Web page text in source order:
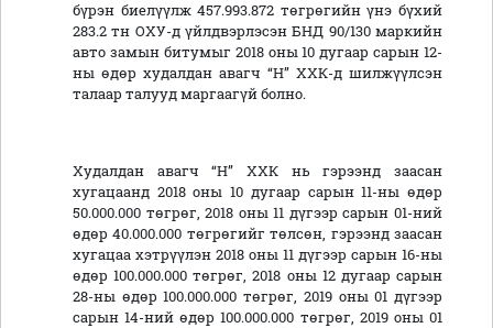
бүрэн биелүүлж 457.993.872 төгрөгийн үнэ бүхий
283.2 тн ОХУ-д үйлдвэрлэсэн БНД 90/130 маркийн
авто замын битумыг 2018 оны 10 дугаар сарын 12-
ны өдөр худалдан авагч “Н” ХХК-д шилжүүлсэн
талаар талууд маргаагүй болно.
Худалдан авагч “Н” ХХК нь гэрээнд заасан
хугацаанд 2018 оны 10 дугаар сарын 11-ны өдөр
50.000.000 төгрөг, 2018 оны 11 дүгээр сарын 01-ний
өдөр 40.000.000 төгрөгийг төлсөн, гэрээнд заасан
хугацаа хэтрүүлэн 2018 оны 11 дүгээр сарын 16-ны
өдөр 100.000.000 төгрөг, 2018 оны 12 дугаар сарын
28-ны өдөр 100.000.000 төгрөг, 2019 оны 01 дүгээр
сарын 14-ний өдөр 100.000.000 төгрөг, 2019 оны 01